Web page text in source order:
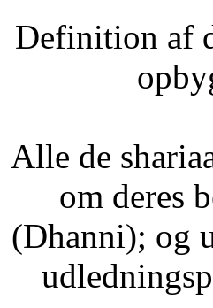
Definition af
Alle de
om deres
(Dhanni); og